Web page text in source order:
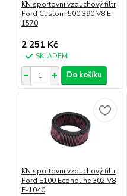
KN sportovní vzduchový filtr
Ford Custom 500 390 V8 E-
1570
2 251 Kč
SKLADEM
Do košíku
KN sportovní vzduchový filtr
Ford E100 Econoline 302 V8
E-1040